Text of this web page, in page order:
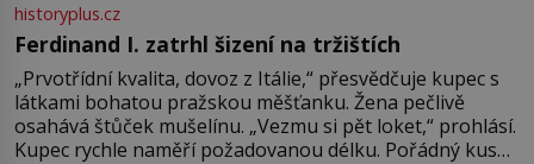
historyplus.cz
Ferdinand I. zatrhl šizení na tržištích
„Prvotřídní kvalita, dovoz z Itálie,“ přesvědčuje kupec s
látkami bohatou pražskou měšťanku. Žena pečlivě
osahává štůček mušelínu. „Vezmu si pět loket,“ prohlásí.
Kupec rychle naměří požadovanou délku. Pořádný kus